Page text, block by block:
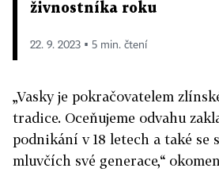
živnostníka roku
22. 9. 2023 ▪ 5 min. čtení
„Vasky je pokračovatelem
tradice. Oceňujeme odvahu
podnikání v 18 letech a také se
mluvčích své generace,“